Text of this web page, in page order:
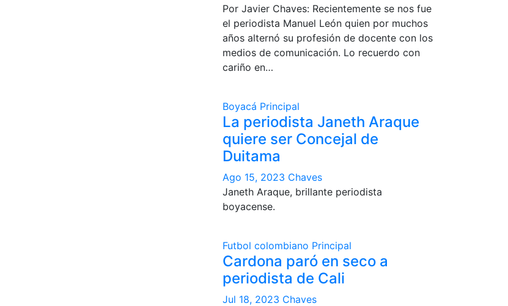
Por Javier Chaves: Recientemente se nos fue
el periodista Manuel León quien por muchos
años alternó su profesión de docente con los
medios de comunicación. Lo recuerdo con
cariño en…
Boyacá Principal
La periodista Janeth Araque
quiere ser Concejal de
Duitama
Ago 15, 2023 Chaves
Janeth Araque, brillante periodista
boyacense.
Futbol colombiano Principal
Cardona paró en seco a
periodista de Cali
Jul 18, 2023 Chaves